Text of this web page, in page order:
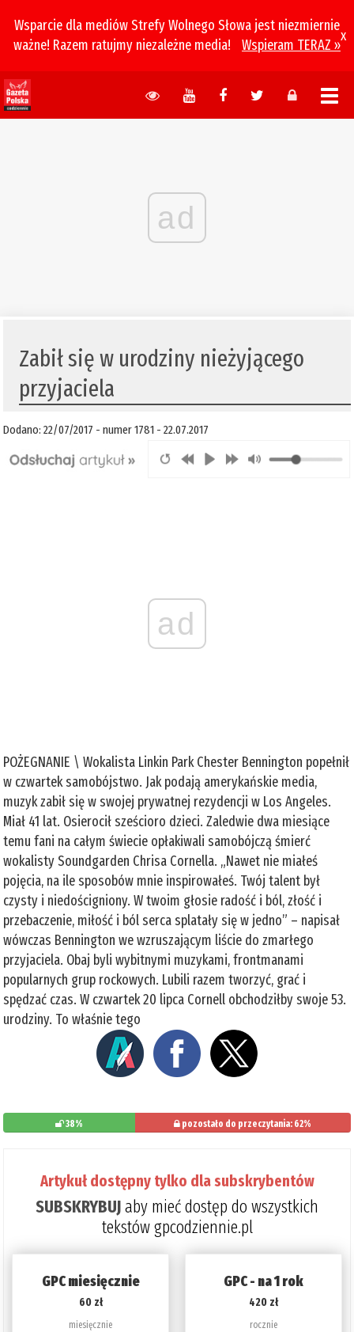
Wsparcie dla mediów Strefy Wolnego Słowa jest niezmiernie
ważne! Razem ratujmy niezależne media!
Wspieram TERAZ »
x
ad
Zabił się w urodziny nieżyjącego
przyjaciela
Dodano: 22/07/2017 - numer 1781 - 22.07.2017
ad
POŻEGNANIE \ Wokalista Linkin Park Chester Bennington popełnił
w czwartek samobójstwo. Jak podają amerykańskie media,
muzyk zabił się w swojej prywatnej rezydencji w Los Angeles.
Miał 41 lat. Osierocił sześcioro dzieci. Zaledwie dwa miesiące
temu fani na całym świecie opłakiwali samobójczą śmierć
wokalisty Soundgarden Chrisa Cornella. „Nawet nie miałeś
pojęcia, na ile sposobów mnie inspirowałeś. Twój talent był
czysty i niedościgniony. W twoim głosie radość i ból, złość i
przebaczenie, miłość i ból serca splatały się w jedno” – napisał
wówczas Bennington we wzruszającym liście do zmarłego
przyjaciela. Obaj byli wybitnymi muzykami, frontmanami
popularnych grup rockowych. Lubili razem tworzyć, grać i
spędzać czas. W czwartek 20 lipca Cornell obchodziłby swoje 53.
urodziny. To właśnie tego
38% pozostało do przeczytania: 62%
Artykuł dostępny tylko dla subskrybentów
SUBSKRYBUJaby mieć dostęp do wszystkich
tekstów gpcodziennie.pl
GPC miesięcznie
60 zł
miesięcznie
GPC - na 1 rok
420 zł
rocznie